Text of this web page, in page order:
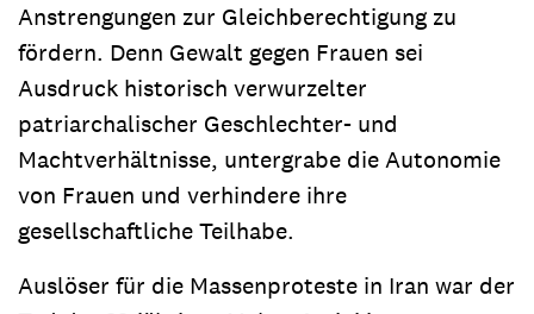
Anstrengungen zur Gleichberechtigung zu
fördern. Denn Gewalt gegen Frauen sei
Ausdruck historisch verwurzelter
patriarchalischer Geschlechter- und
Machtverhältnisse, untergrabe die Autonomie
von Frauen und verhindere ihre
gesellschaftliche Teilhabe.
Auslöser für die Massenproteste in Iran war der